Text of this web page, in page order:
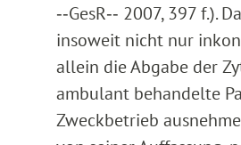
‑‑GesR‑‑ 2007, 397 f.).
insoweit nicht nur
allein die Abgabe der
ambulant behandelte
Zweckbetrieb